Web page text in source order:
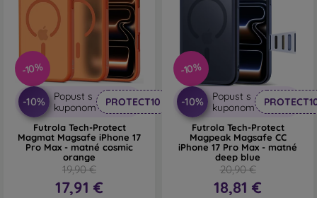
-10%
-10%
Popust s
kuponom
PROTECT10
Futrola Tech-Protect
Magmat Magsafe iPhone 17
Pro Max - matné cosmic
orange
19,90 €
17,91 €
-10%
-10%
Popust s
kuponom
Futrola Tech-Protect
Magpeak Magsafe CC
iPhone 17 Pro Max - matné
deep blue
20,90 €
18,81 €